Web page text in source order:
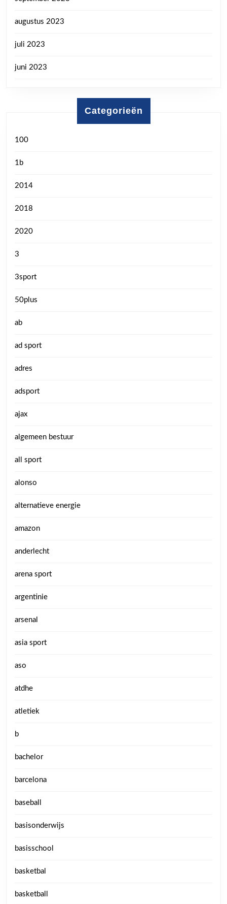
augustus 2023
juli 2023
juni 2023
Categorieën
100
1b
2014
2018
2020
3
3sport
50plus
ab
ad sport
adres
adsport
ajax
algemeen bestuur
all sport
alonso
alternatieve energie
amazon
anderlecht
arena sport
argentinie
arsenal
asia sport
aso
atdhe
atletiek
b
bachelor
barcelona
baseball
basisonderwijs
basisschool
basketbal
basketball